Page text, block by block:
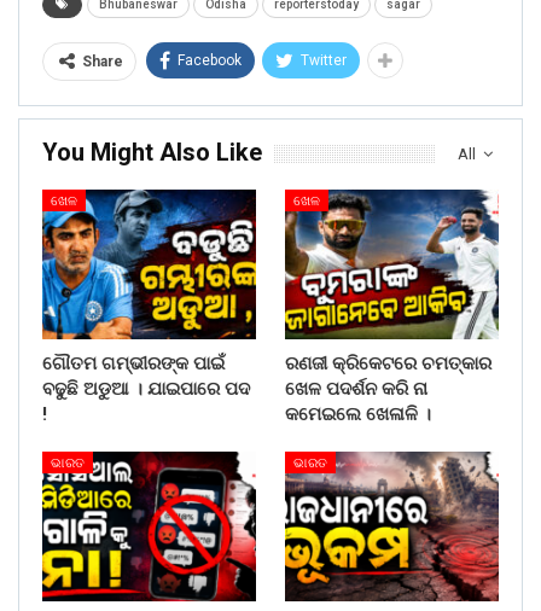
Bhubaneswar Odisha reporterstoday sagar
Share Facebook Twitter
All
You Might Also Like
ଖେଳ
ଗୌତମ ଗମ୍ଭୀରଙ୍କ ପାଇଁ
ବଢୁଛି ଅଡୁଆ । ଯାଇପାରେ ପଦ
!
ଖେଳ
ରଣଜୀ କ୍ରିକେଟରେ ଚମତ୍କାର
ଖେଳ ପଦର୍ଶନ କରି ନା
କମେଇଲେ ଖେଳାଳି ।
ଭାରତ ଭାରତ